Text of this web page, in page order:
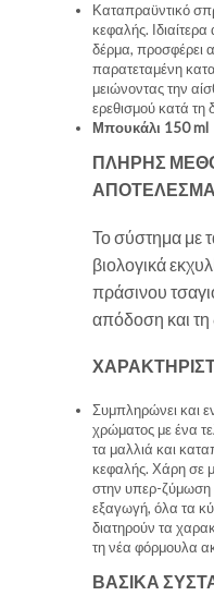
Καταπραϋντικό
κεφαλής.
δέρμα, προσφέρει
παρατεταμένη
μειώνοντας την
ερεθισμού κατά τη
Μπουκάλι 150 ml
ΠΛΗΡΗΣ
Το σύστημα με
βιολογικά
πράσινου
απόδοση και τη
Συμπληρώνει και
χρώματος με ένα
τα μαλλιά και
κεφαλής. Χάρη σε
στην υπερ-ζύμωση
εξαγωγή, όλα τα
διατηρούν τα
τη νέα φόρμουλα
ΒΑΣΙΚΑ